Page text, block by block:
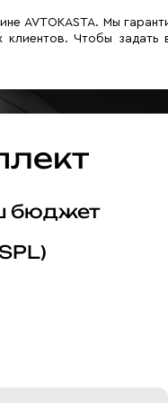
AVTOKASTA. Мы
клиентов. Чтобы
бюджет